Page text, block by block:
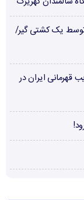
توسط یک کشتی گیر/
قهرمانی ایران در